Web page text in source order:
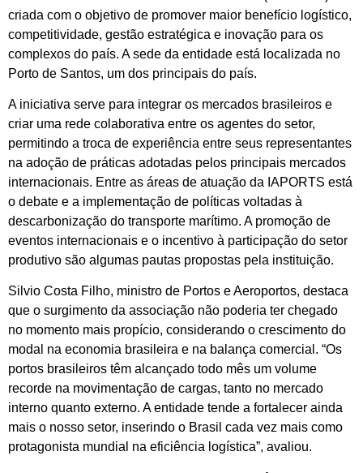
criada com o objetivo de promover maior benefício logístico,
competitividade, gestão estratégica e inovação para os
complexos do país. A sede da entidade está localizada no
Porto de Santos, um dos principais do país.
A iniciativa serve para integrar os mercados brasileiros e
criar uma rede colaborativa entre os agentes do setor,
permitindo a troca de experiência entre seus representantes
na adoção de práticas adotadas pelos principais mercados
internacionais. Entre as áreas de atuação da IAPORTS está
o debate e a implementação de políticas voltadas à
descarbonização do transporte marítimo. A promoção de
eventos internacionais e o incentivo à participação do setor
produtivo são algumas pautas propostas pela instituição.
Silvio Costa Filho, ministro de Portos e Aeroportos, destaca
que o surgimento da associação não poderia ter chegado
no momento mais propício, considerando o crescimento do
modal na economia brasileira e na balança comercial. “Os
portos brasileiros têm alcançado todo mês um volume
recorde na movimentação de cargas, tanto no mercado
interno quanto externo. A entidade tende a fortalecer ainda
mais o nosso setor, inserindo o Brasil cada vez mais como
protagonista mundial na eficiência logística”, avaliou.